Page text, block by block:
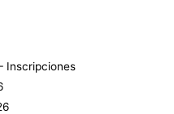
Inscripciones